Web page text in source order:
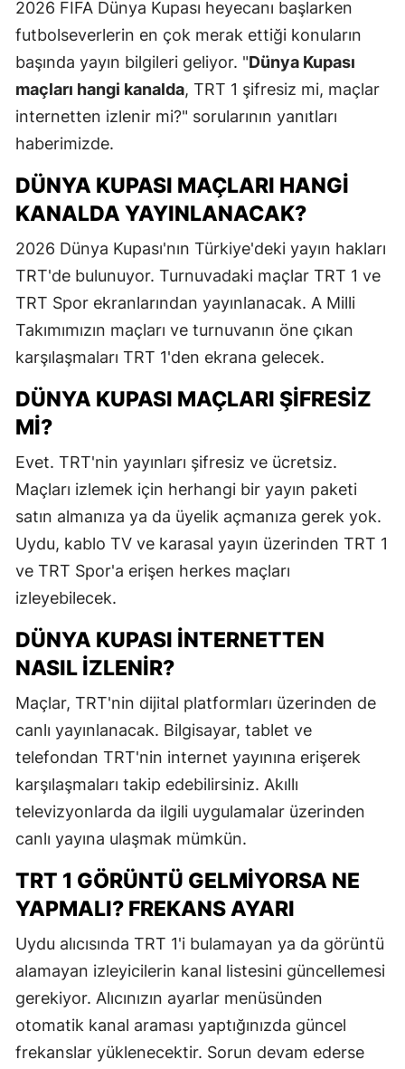
2026 FIFA Dünya Kupası heyecanı başlarken
futbolseverlerin en çok merak ettiği konuların
başında yayın bilgileri geliyor. "Dünya Kupası
maçları hangi kanalda, TRT 1 şifresiz mi, maçlar
internetten izlenir mi?" sorularının yanıtları
haberimizde.
DÜNYA KUPASI MAÇLARI HANGI
KANALDA YAYINLANACAK?
2026 Dünya Kupası'nın Türkiye'deki yayın hakları
TRT'de bulunuyor. Turnuvadaki maçlar TRT 1 ve
TRT Spor ekranlarından yayınlanacak. A Milli
Takımımızın maçları ve turnuvanın öne çıkan
karşılaşmaları TRT 1'den ekrana gelecek.
DÜNYA KUPASI MAÇLARI ŞIFRESIZ
MI?
Evet. TRT'nin yayınları şifresiz ve ücretsiz.
Maçları izlemek için herhangi bir yayın paketi
satın almanıza ya da üyelik açmanıza gerek yok.
Uydu, kablo TV ve karasal yayın üzerinden TRT 1
ve TRT Spor'a erişen herkes maçları
izleyebilecek.
DÜNYA KUPASI INTERNETTEN
NASIL IZLENIR?
Maçlar, TRT'nin dijital platformları üzerinden de
canlı yayınlanacak. Bilgisayar, tablet ve
telefondan TRT'nin internet yayınına erişerek
karşılaşmaları takip edebilirsiniz. Akıllı
televizyonlarda da ilgili uygulamalar üzerinden
canlı yayına ulaşmak mümkün.
TRT 1 GÖRÜNTÜ GELMIYORSA NE
YAPMALI? FREKANS AYARI
Uydu alıcısında TRT 1'i bulamayan ya da görüntü
alamayan izleyicilerin kanal listesini güncellemesi
gerekiyor. Alıcınızın ayarlar menüsünden
otomatik kanal araması yaptığınızda güncel
frekanslar yüklenecektir. Sorun devam ederse